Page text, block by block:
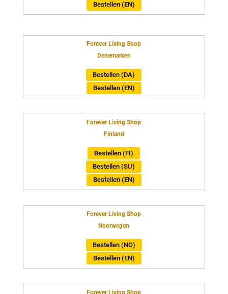
Bestellen (EN)
Forever Living Shop
Denemarken
Bestellen (DA)
Bestellen (EN)
Forever Living Shop
Finland
Bestellen (FI)
Bestellen (SU)
Bestellen (EN)
Forever Living Shop
Noorwegen
Bestellen (NO)
Bestellen (EN)